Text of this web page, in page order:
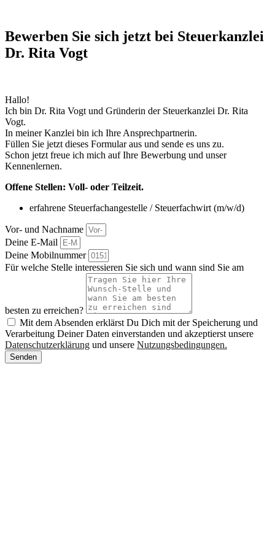
Bewerben Sie sich jetzt bei Steuerkanzlei
Dr. Rita Vogt
Hallo!
Ich bin Dr. Rita Vogt und Gründerin der Steuerkanzlei Dr. Rita
Vogt.
In meiner Kanzlei bin ich Ihre Ansprechpartnerin.
Füllen Sie jetzt dieses Formular aus und sende es uns zu.
Schon jetzt freue ich mich auf Ihre Bewerbung und unser
Kennenlernen.
Offene Stellen: Voll- oder Teilzeit.
erfahrene Steuerfachangestelle / Steuerfachwirt (m/w/d)
Vor- und Nachname
Deine E-Mail
Deine Mobilnummer
Für welche Stelle interessieren Sie sich und wann sind Sie am
besten zu erreichen?
Mit dem Absenden erklärst Du Dich mit der Speicherung und
Verarbeitung Deiner Daten einverstanden und akzeptierst unsere
Datenschutzerklärung und unsere Nutzungsbedingungen.
Senden